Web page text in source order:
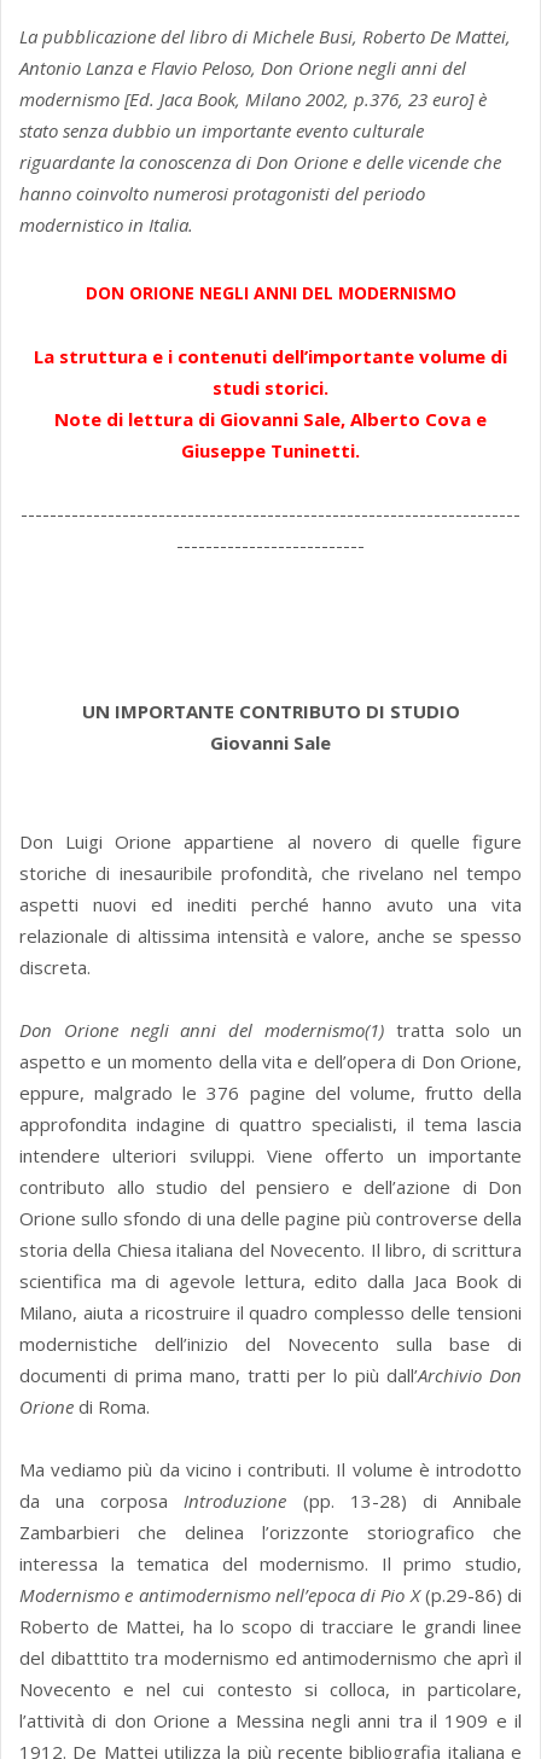
La pubblicazione del libro di Michele Busi, Roberto De Mattei,
Antonio Lanza e Flavio Peloso, Don Orione negli anni del
modernismo [Ed. Jaca Book, Milano 2002, p.376, 23 euro] è
stato senza dubbio un importante evento culturale
riguardante la conoscenza di Don Orione e delle vicende che
hanno coinvolto numerosi protagonisti del periodo
modernistico in Italia.
DON ORIONE NEGLI ANNI DEL MODERNISMO
La struttura e i contenuti dell’importante volume di
studi storici.
Note di lettura di Giovanni Sale, Alberto Cova e
Giuseppe Tuninetti.
---------------------------------------------------------------------
--------------------------
UN IMPORTANTE CONTRIBUTO DI STUDIO
Giovanni Sale
Don Luigi Orione appartiene al novero di quelle figure
storiche di inesauribile profondità, che rivelano nel tempo
aspetti nuovi ed inediti perché hanno avuto una vita
relazionale di altissima intensità e valore, anche se spesso
discreta.
Don Orione negli anni del modernismo(1) tratta solo un
aspetto e un momento della vita e dell’opera di Don Orione,
eppure, malgrado le 376 pagine del volume, frutto della
approfondita indagine di quattro specialisti, il tema lascia
intendere ulteriori sviluppi. Viene offerto un importante
contributo allo studio del pensiero e dell’azione di Don
Orione sullo sfondo di una delle pagine più controverse della
storia della Chiesa italiana del Novecento. Il libro, di scrittura
scientifica ma di agevole lettura, edito dalla Jaca Book di
Milano, aiuta a ricostruire il quadro complesso delle tensioni
modernistiche dell’inizio del Novecento sulla base di
documenti di prima mano, tratti per lo più dall’Archivio Don
Orione di Roma.
Ma vediamo più da vicino i contributi. Il volume è introdotto
da una corposaIntroduzione (pp. 13-28) di Annibale
Zambarbieri che delinea l’orizzonte storiografico che
interessa la tematica del modernismo. Il primo studio,
Modernismo e antimodernismo nell’epoca di Pio X(p.29-86) di
Roberto de Mattei, ha lo scopo di tracciare le grandi linee
del dibatttito tra modernismo ed antimodernismo che aprì il
Novecento e nel cui contesto si colloca, in particolare,
l’attività di don Orione a Messina negli anni tra il 1909 e il
1912. De Mattei utilizza la più recente bibliografia italiana e